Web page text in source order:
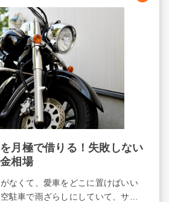
月極で借りる！失敗しない
相場
がなくて、愛車をどこに置けばいい
駐車で雨ざらしにしていて、サ